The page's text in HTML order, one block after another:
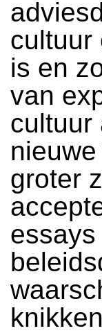
cultuur
is en
van
cultuur
groter